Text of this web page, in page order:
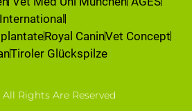
Royal CaninVet Concept
Tiroler Glückspilze
Rights Are Reserved